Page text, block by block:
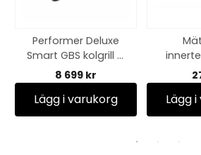
Performer Deluxe
Smart GBS kolgrill Ø
57 cm - black
8 699 kr
Lägg i varukorg
kött
Lägg